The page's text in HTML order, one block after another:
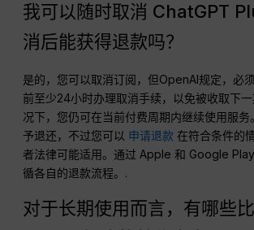
我可以随时取消 ChatGPT
消后能获得退款吗？
是的，您可以取消订阅，但OpenAI规定，必
前至少24小时办理取消手续，以免被收取下
况下，您仍可在当前付费周期内继续使用服务
予退还，不过您可以 申请退款 在符合条件的
者法律可能适用。通过 Apple 和 Google
循各自的退款流程。.
对于长期使用而言，有哪些